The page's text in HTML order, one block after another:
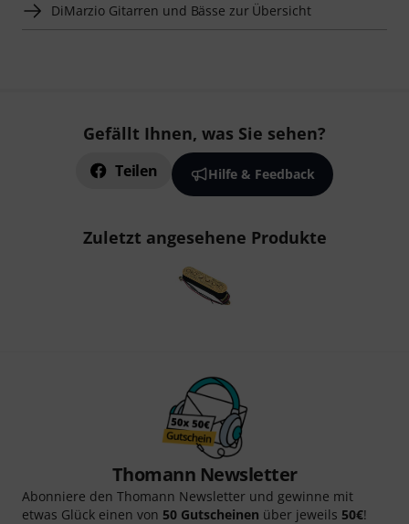
DiMarzio Gitarren und Bässe zur Übersicht
Gefällt Ihnen, was Sie sehen?
Teilen Hilfe & Feedback
Zuletzt angesehene Produkte
Thomann Newsletter
Abonniere den Thomann Newsletter und gewinne mit
etwas Glück einen von 50 Gutscheinen über jeweils 50€!